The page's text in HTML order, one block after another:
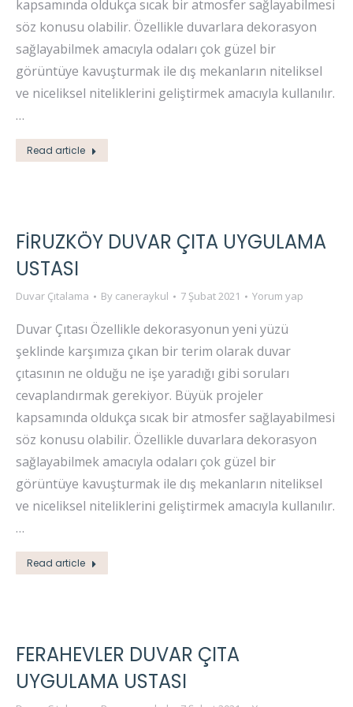
kapsamında oldukça sıcak bir atmosfer sağlayabilmesi
söz konusu olabilir. Özellikle duvarlara dekorasyon
sağlayabilmek amacıyla odaları çok güzel bir
görüntüye kavuşturmak ile dış mekanların niteliksel
ve niceliksel niteliklerini geliştirmek amacıyla kullanılır.
…
Read article
FIRUZKÖY DUVAR ÇITA UYGULAMA
USTASI
Duvar Çıtalama By caneraykul 7 Şubat 2021 Yorum yap
Duvar Çıtası Özellikle dekorasyonun yeni yüzü
şeklinde karşımıza çıkan bir terim olarak duvar
çıtasının ne olduğu ne işe yaradığı gibi soruları
cevaplandırmak gerekiyor. Büyük projeler
kapsamında oldukça sıcak bir atmosfer sağlayabilmesi
söz konusu olabilir. Özellikle duvarlara dekorasyon
sağlayabilmek amacıyla odaları çok güzel bir
görüntüye kavuşturmak ile dış mekanların niteliksel
ve niceliksel niteliklerini geliştirmek amacıyla kullanılır.
…
Read article
FERAHEVLER DUVAR ÇITA
UYGULAMA USTASI